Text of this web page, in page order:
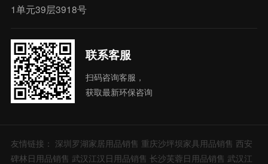
1单元39层3918号
联系客服
扫码咨询客服，
获取最新环保咨询
友情链接： 深圳罗湖家居用品销售 重庆沙坪坝家具用品销售 西安
碑林日用品销售 武汉江汉日用品销售 长沙芙蓉日用品销售 武汉江